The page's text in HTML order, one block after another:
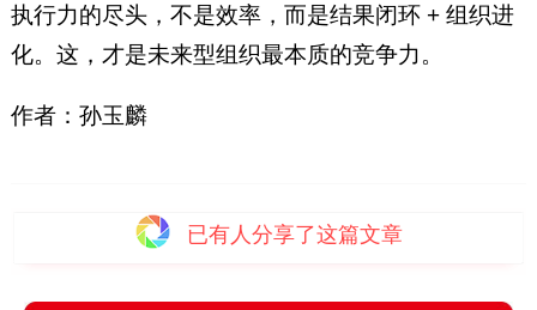
执行力的尽头，不是效率，而是结果闭环 + 组织进
化。这，才是未来型组织最本质的竞争力。
作者：孙玉麟
已有 人分享了这篇文章